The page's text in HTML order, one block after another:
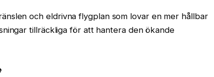
och eldrivna flygplan som lovar en mer hållbar
tillräckliga för att hantera den ökande